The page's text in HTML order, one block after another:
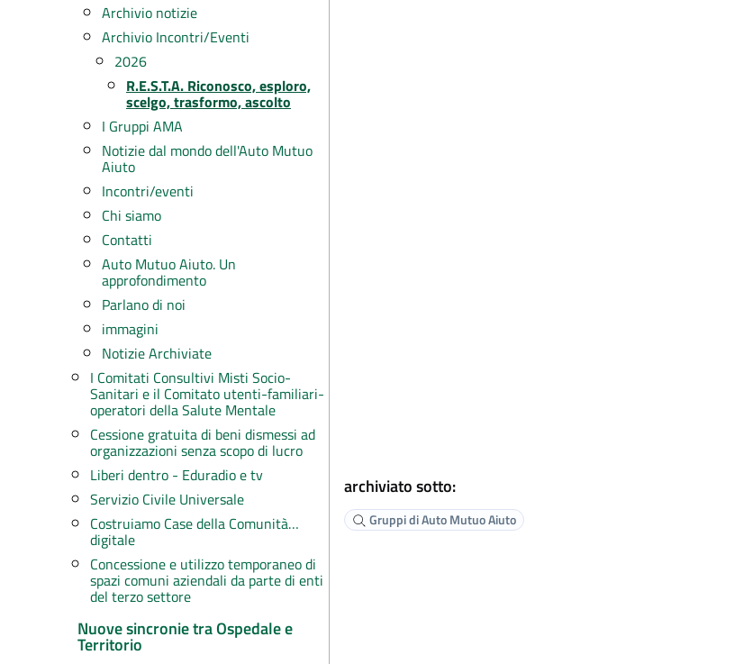
Archivio notizie
Archivio Incontri/Eventi
2026
R.E.S.T.A. Riconosco, esploro,
scelgo, trasformo, ascolto
I Gruppi AMA
Notizie dal mondo dell'Auto Mutuo
Aiuto
Incontri/eventi
Chi siamo
Contatti
Auto Mutuo Aiuto. Un
approfondimento
Parlano di noi
immagini
Notizie Archiviate
I Comitati Consultivi Misti Socio-
Sanitari e il Comitato utenti-familiari-
operatori della Salute Mentale
Cessione gratuita di beni dismessi ad
organizzazioni senza scopo di lucro
Liberi dentro - Eduradio e tv
Servizio Civile Universale
Costruiamo Case della Comunità…
digitale
Concessione e utilizzo temporaneo di
spazi comuni aziendali da parte di enti
del terzo settore
Nuove sincronie tra Ospedale e
Territorio
archiviato sotto:
Gruppi di Auto Mutuo Aiuto